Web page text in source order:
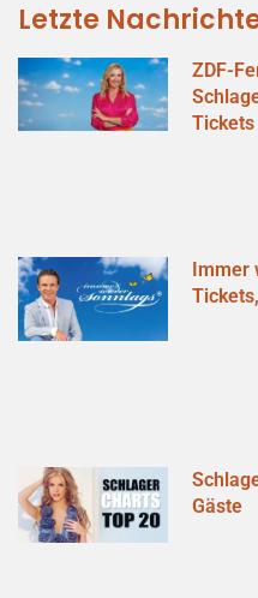
Letzte
ZDF-
Immer
Gäste